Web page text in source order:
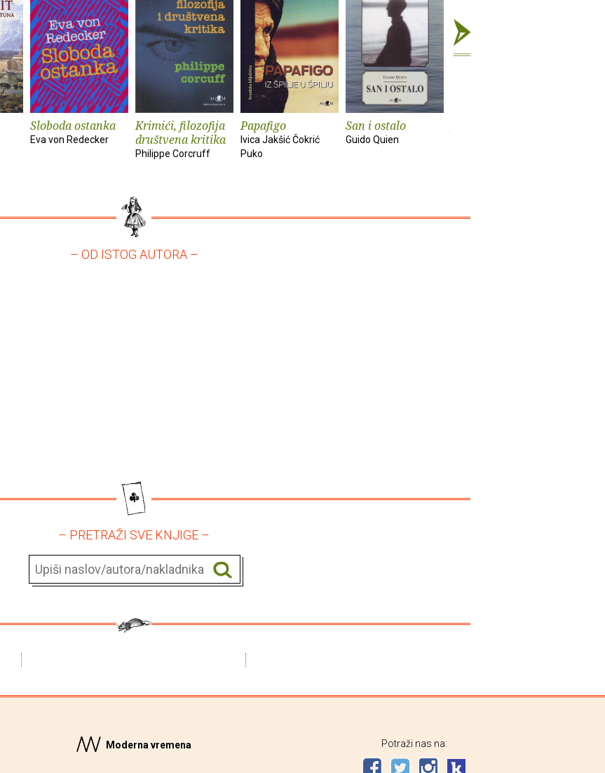
Sloboda ostanka
Eva von Redecker
Krimići, filozofija
društvena kritika
Philippe Corcruff
Papafigo
Ivica Jakšić Čokrić
Puko
San i ostalo
Guido Quien
– OD ISTOG AUTORA –
– PRETRAŽI SVE KNJIGE –
Moderna vremena Potraži nas na: